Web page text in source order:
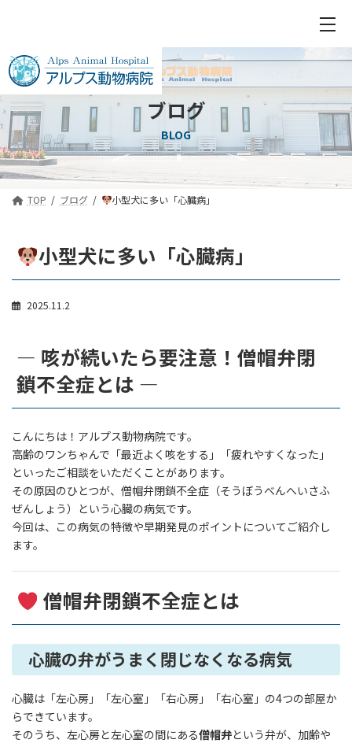
ブログ
BLOG
TOP ブログ 小型犬に多い「心臓病」
小型犬に多い「心臓病」
2025.11.2
― 咳が続いたら要注意！僧帽弁閉
鎖不全症とは ―
こんにちは！アルプス動物病院です。
高齢のワンちゃんで「最近よく咳をする」「疲れやすくなった」
といったご相談をいただくことがあります。
その原因のひとつが、僧帽弁閉鎖不全症（そうぼうべんへいさふ
ぜんしょう）という心臓の病気です。
今回は、この病気の特徴や早期発見のポイントについてご紹介し
ます。
僧帽弁閉鎖不全症とは
心臓の弁がうまく閉じなくなる病気
心臓は「左心房」「左心室」「右心房」「右心室」の4つの部屋か
らできています。
そのうち、左心房と左心室の間にある僧帽弁という弁が、加齢や